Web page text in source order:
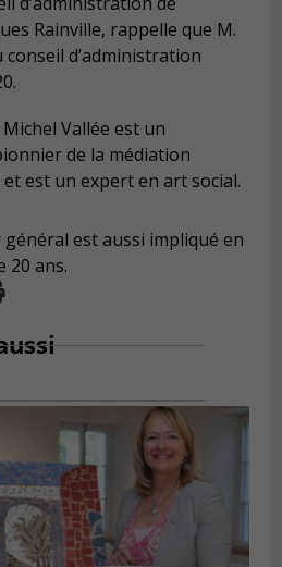
Rainville, rappelle que M.
d’administration
Vallée est un
de la médiation
est un expert en art social.
est aussi impliqué en
20 ans.